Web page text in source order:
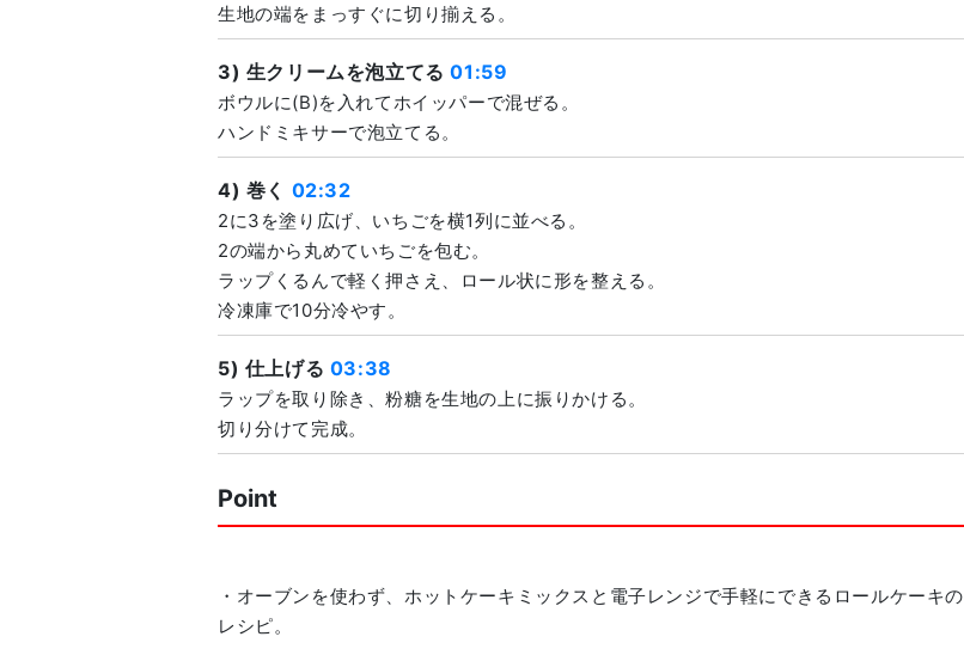
生地の端をまっすぐに切り揃える。
3) 生クリームを泡立てる01:59
ボウルに(B)を入れてホイッパーで混ぜる。
ハンドミキサーで泡立てる。
4) 巻く 02:32
2に3を塗り広げ、いちごを横1列に並べる。
2の端から丸めていちごを包む。
ラップくるんで軽く押さえ、ロール状に形を整える。
冷凍庫で10分冷やす。
5) 仕上げる 03:38
ラップを取り除き、粉糖を生地の上に振りかける。
切り分けて完成。
Point
・オーブンを使わず、ホットケーキミックスと電子レンジで手軽にできるロールケーキの
レシピ。